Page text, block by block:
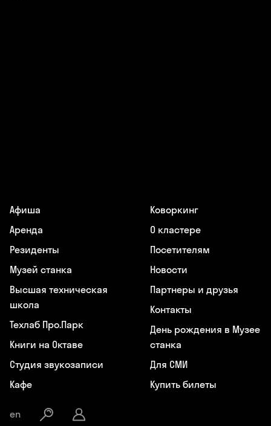
Афиша
Аренда
Резиденты
Музей станка
Высшая техническая
школа
Техлаб Про.Парк
Книги на Октаве
Студия звукозаписи
Кафе
Коворкинг
О кластере
Посетителям
Новости
Партнеры и друзья
Контакты
День рождения в Музее
станка
Для СМИ
Купить билеты
en